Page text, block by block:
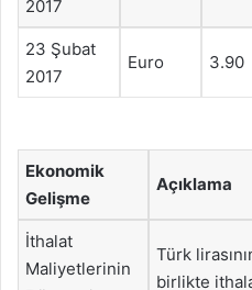
2017
23 Şubat
2017
Euro 3.90
Ekonomik
Gelişme
Açıklama
İthalat
Maliyetlerinin
Türk
birlikte